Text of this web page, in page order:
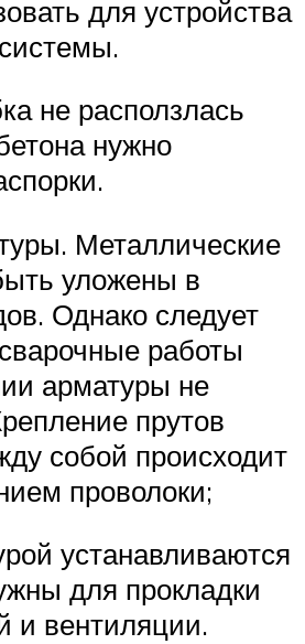
для устройства
не расползлась
нужно
Металлические
уложены в
Однако следует
работы
арматуры не
прутов
собой происходит
проволоки;
устанавливаются
для прокладки
и вентиляции.